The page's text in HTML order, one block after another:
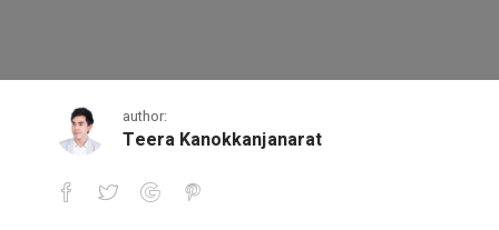
20190331
author:
Teera Kanokkanjanarat